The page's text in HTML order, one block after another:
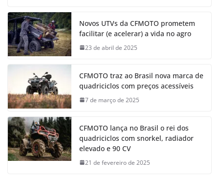
Novos UTVs da CFMOTO prometem
facilitar (e acelerar) a vida no agro
23 de abril de 2025
CFMOTO traz ao Brasil nova marca de
quadriciclos com preços acessíveis
7 de março de 2025
CFMOTO lança no Brasil o rei dos
quadriciclos com snorkel, radiador
elevado e 90 CV
21 de fevereiro de 2025